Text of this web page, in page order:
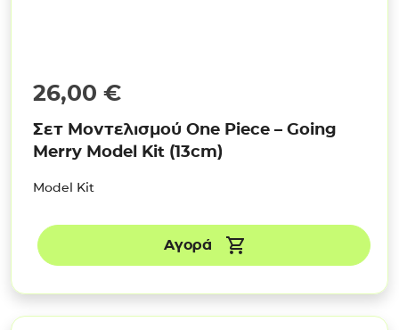
26,00 €
Σετ Μοντελισμού One Piece – Going
Merry Model Kit (13cm)
Model Kit
Αγορά